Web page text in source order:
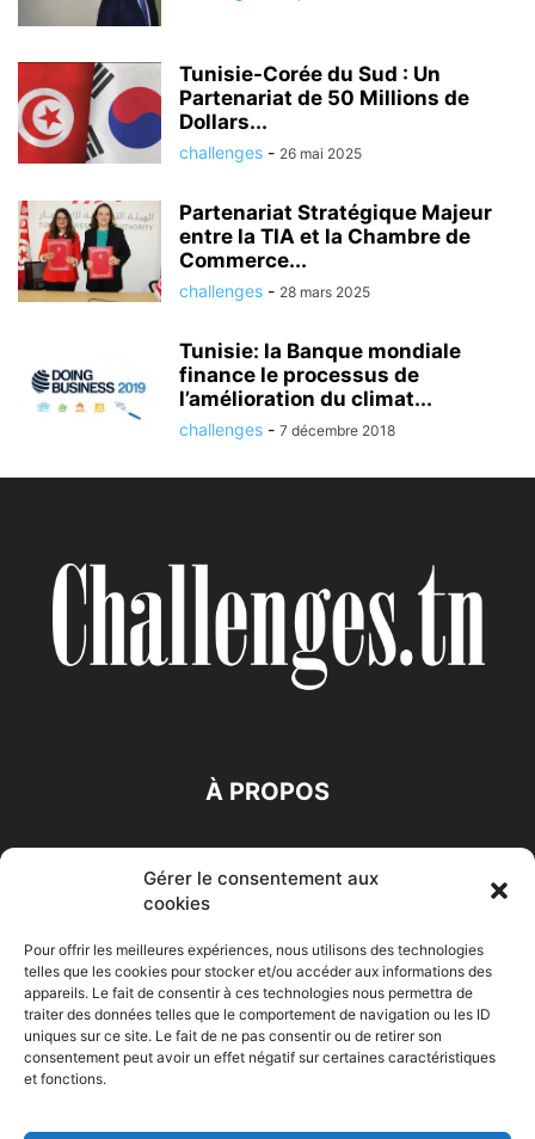
Gérer le consentement aux
cookies
Pour offrir les meilleures expériences, nous utilisons des technologies
telles que les cookies pour stocker et/ou accéder aux informations des
appareils. Le fait de consentir à ces technologies nous permettra de
traiter des données telles que le comportement de navigation ou les ID
uniques sur ce site. Le fait de ne pas consentir ou de retirer son
consentement peut avoir un effet négatif sur certaines caractéristiques
et fonctions.
Tunisie-Corée du Sud : Un
Partenariat de 50 Millions de
Dollars...
challenges - 26 mai 2025
Partenariat Stratégique Majeur
entre la TIA et la Chambre de
Commerce...
challenges - 28 mars 2025
Tunisie: la Banque mondiale
finance le processus de
l’amélioration du climat...
challenges - 7 décembre 2018
À PROPOS
Accueil Economie Entreprises Entrepreneur
Maghreb